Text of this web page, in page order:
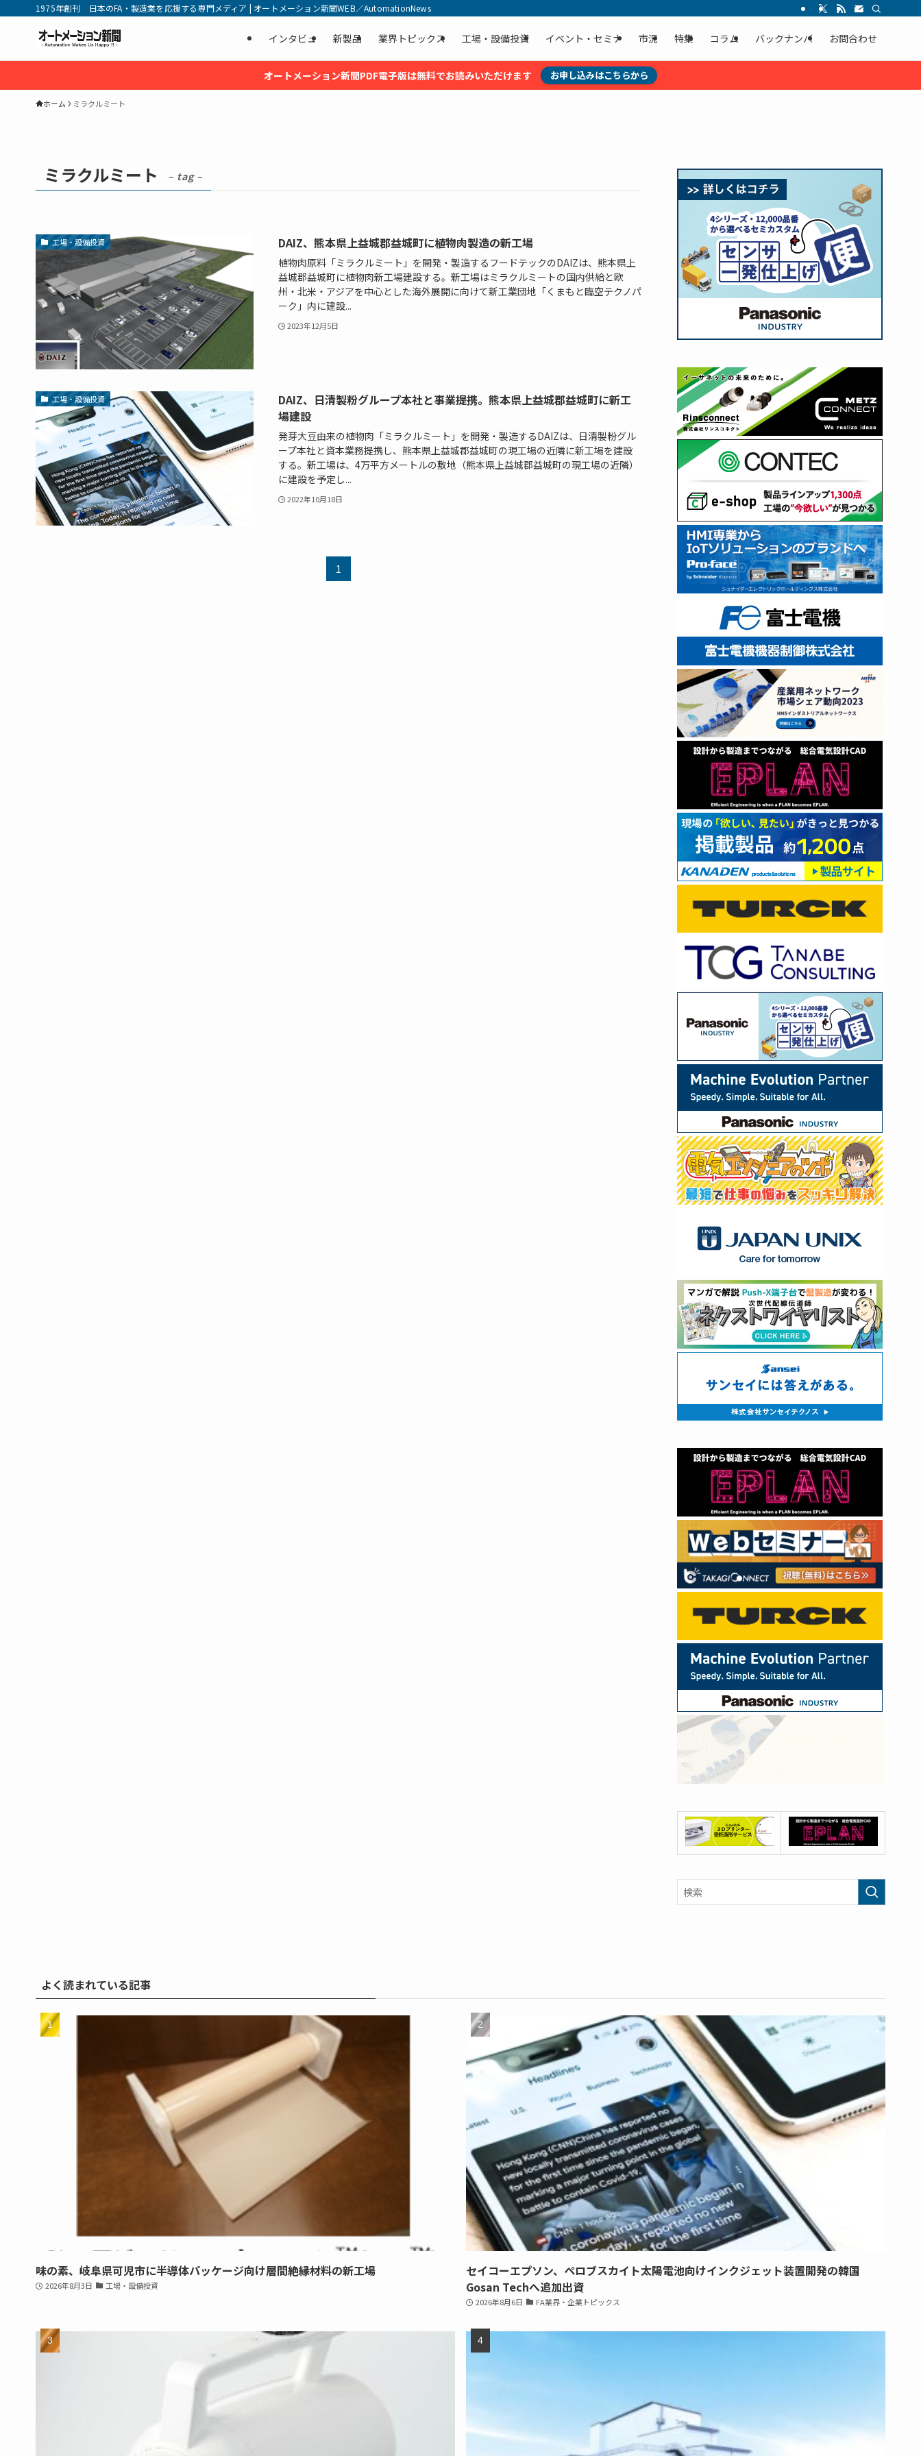
1975年創刊 日本のFA・製造業を応援する専門メディア | オートメーション新聞WEB／AutomationNews
インタビュ 新製品 業界トピックス 工場・設備投資 イベント・セミナ 市況 特集 コラム バックナンバ お問合わせ
オートメーション新聞PDF電子版は無料でお読みいただけます お申し込みはこちらから
ホーム ミラクルミート
ミラクルミート – tag –
工場・設備投資 DAIZ、熊本県上益城郡益城町に植物肉製造の新工場
植物肉原料「ミラクルミート」を開発・製造するフードテックのDAIZは、熊本県上
益城郡益城町に植物肉新工場建設する。新工場はミラクルミートの国内供給と欧
州・北米・アジアを中心とした海外展開に向けて新工業団地「くまもと臨空テクノパ
ーク」内に建設...
2023年12月5日
工場・設備投資
DAIZ、日清製粉グループ本社と事業提携。熊本県上益城郡益城町に新工
場建設
発芽大豆由来の植物肉「ミラクルミート」を開発・製造するDAIZは、日清製粉グル
ープ本社と資本業務提携し、熊本県上益城郡益城町の現工場の近隣に新工場を建設
する。新工場は、4万平方メートルの敷地（熊本県上益城郡益城町の現工場の近隣）
に建設を予定し...
2022年10月18日
1
よく読まれている記事
味の素、岐阜県可児市に半導体パッケージ向け層間絶縁材料の新工場
2026年8月3日 工場・設備投資
セイコーエプソン、ペロブスカイト太陽電池向けインクジェット装置開発の韓国
Gosan Techへ追加出資
2026年8月6日 FA業界・企業トピックス